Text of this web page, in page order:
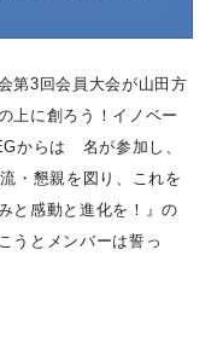
第3回会員大会が山田方
上に創ろう！イノベー
からは 名が参加し、
・懇親を図り、これを
と感動と進化を！』の
うとメンバーは誓っ